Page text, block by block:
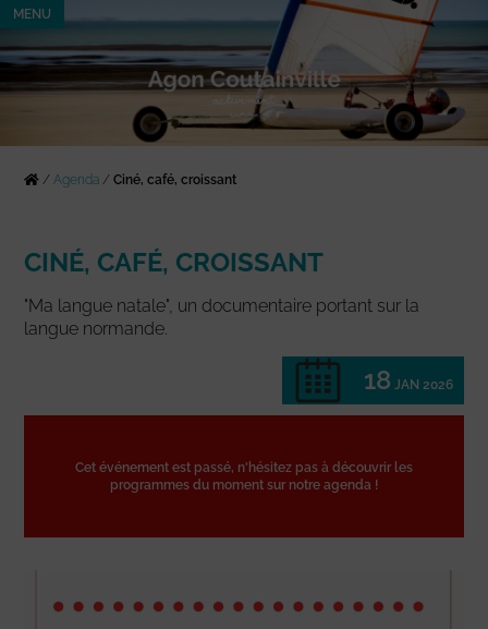
MENU
/Agenda /Ciné, café, croissant
CINÉ, CAFÉ, CROISSANT
"Ma langue natale", un documentaire portant sur la
langue normande.
18 JAN 2026
Cet événement est passé, n'hésitez pas à découvrir les
programmes du moment sur notre agenda !